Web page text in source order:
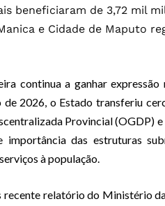
beneficiaram de 3,72 mil
e Cidade de Maputo
continua a ganhar
2026, o Estado transferiu
Provincial (OGDP)
importância das estruturas
à população.
recente relatório do Ministério